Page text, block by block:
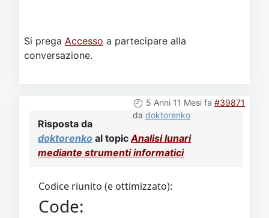
Si prega Accesso a partecipare alla
conversazione.
5 Anni 11 Mesi fa #39871
da doktorenko
Risposta da
doktorenko al topic Analisi lunari
mediante strumenti informatici
Codice riunito (e ottimizzato):
Code: